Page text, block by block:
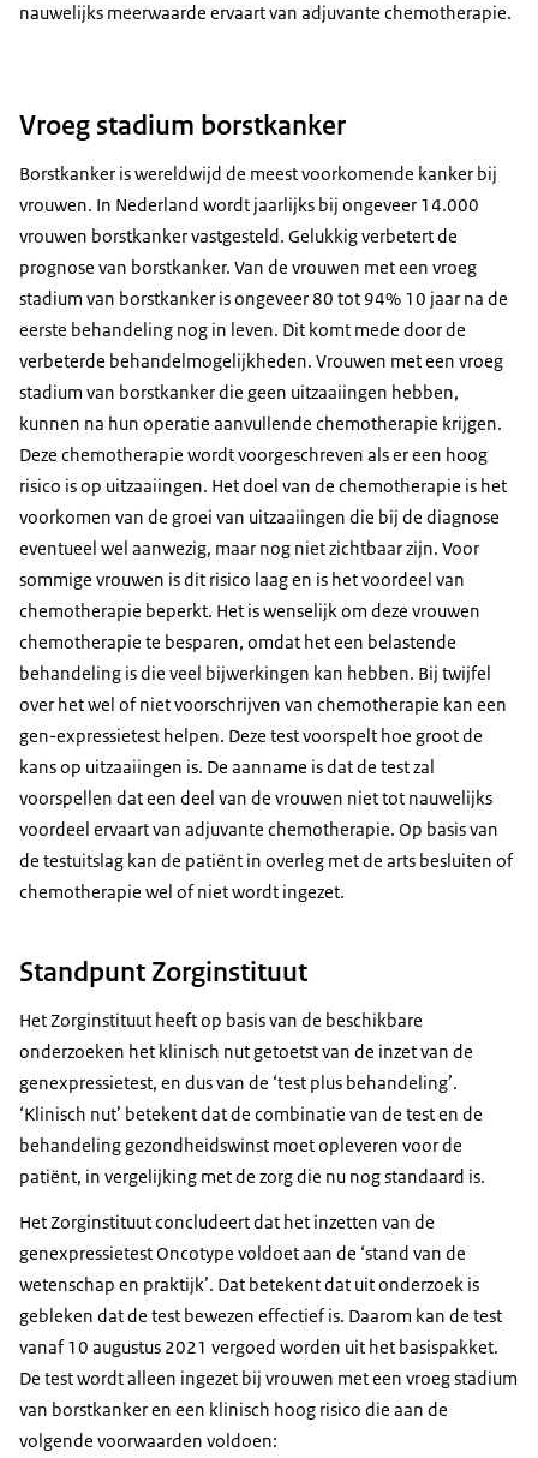
nauwelijks meerwaarde ervaart van adjuvante chemotherapie.
Vroeg stadium borstkanker
Borstkanker is wereldwijd de meest voorkomende kanker bij
vrouwen. In Nederland wordt jaarlijks bij ongeveer 14.000
vrouwen borstkanker vastgesteld. Gelukkig verbetert de
prognose van borstkanker. Van de vrouwen met een vroeg
stadium van borstkanker is ongeveer 80 tot 94% 10 jaar na de
eerste behandeling nog in leven. Dit komt mede door de
verbeterde behandelmogelijkheden. Vrouwen met een vroeg
stadium van borstkanker die geen uitzaaiingen hebben,
kunnen na hun operatie aanvullende chemotherapie krijgen.
Deze chemotherapie wordt voorgeschreven als er een hoog
risico is op uitzaaiingen. Het doel van de chemotherapie is het
voorkomen van de groei van uitzaaiingen die bij de diagnose
eventueel wel aanwezig, maar nog niet zichtbaar zijn. Voor
sommige vrouwen is dit risico laag en is het voordeel van
chemotherapie beperkt. Het is wenselijk om deze vrouwen
chemotherapie te besparen, omdat het een belastende
behandeling is die veel bijwerkingen kan hebben. Bij twijfel
over het wel of niet voorschrijven van chemotherapie kan een
gen-expressietest helpen. Deze test voorspelt hoe groot de
kans op uitzaaiingen is. De aanname is dat de test zal
voorspellen dat een deel van de vrouwen niet tot nauwelijks
voordeel ervaart van adjuvante chemotherapie. Op basis van
de testuitslag kan de patiënt in overleg met de arts besluiten of
chemotherapie wel of niet wordt ingezet.
Standpunt Zorginstituut
Het Zorginstituut heeft op basis van de beschikbare
onderzoeken het klinisch nut getoetst van de inzet van de
genexpressietest, en dus van de ‘test plus behandeling’.
‘Klinisch nut’ betekent dat de combinatie van de test en de
behandeling gezondheidswinst moet opleveren voor de
patiënt, in vergelijking met de zorg die nu nog standaard is.
Het Zorginstituut concludeert dat het inzetten van de
genexpressietest Oncotype voldoet aan de ‘stand van de
wetenschap en praktijk’. Dat betekent dat uit onderzoek is
gebleken dat de test bewezen effectief is. Daarom kan de test
vanaf 10 augustus 2021 vergoed worden uit het basispakket.
De test wordt alleen ingezet bij vrouwen met een vroeg stadium
van borstkanker en een klinisch hoog risico die aan de
volgende voorwaarden voldoen: